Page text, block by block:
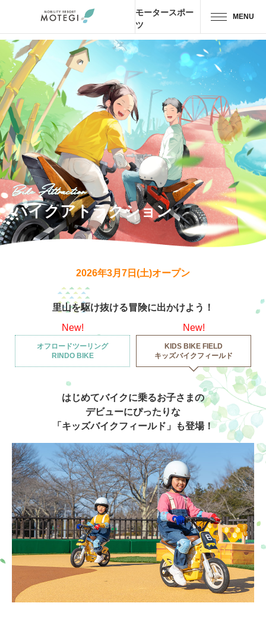
モータースポー
ツ
MENU
トップページ EN CH
エリア・施設
アトラクション・アクティビティ
モータースポーツ
ホテル・キャンプ
レストラン
アトラクション
待ち時間案内
イベント
営業時間 料金・チケット
サービスガイド アンケート
Bike Attraction
バイクアトラクション
2026年3月7日(土)オープン
里山を駆け抜ける冒険に出かけよう！
New!
オフロードツーリング
RINDO BIKE
New!
KIDS BIKE FIELD
キッズバイクフィールド
はじめてバイクに乗るお子さまの
デビューにぴったりな
「キッズバイクフィールド」も登場！